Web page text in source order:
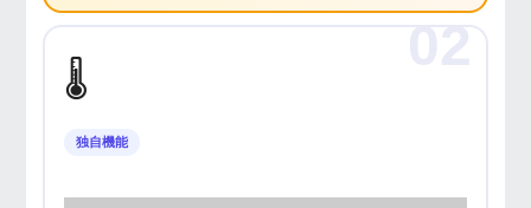
🌡️
独自機能